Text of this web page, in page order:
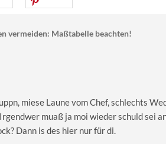
vermeiden: Maßtabelle beachten!
miese Laune vom Chef, schlechts
muaß ja moi wieder schuld sei
Dann is des hier nur für di.